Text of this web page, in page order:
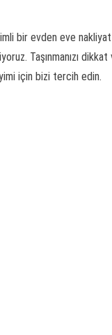
bir evden eve
Taşınmanızı
için bizi tercih edin.